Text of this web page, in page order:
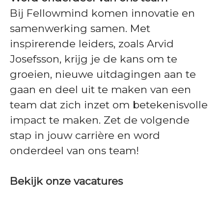
Bij Fellowmind komen innovatie en
samenwerking samen. Met
inspirerende leiders, zoals Arvid
Josefsson, krijg je de kans om te
groeien, nieuwe uitdagingen aan te
gaan en deel uit te maken van een
team dat zich inzet om betekenisvolle
impact te maken. Zet de volgende
stap in jouw carrière en word
onderdeel van ons team!
Bekijk onze vacatures